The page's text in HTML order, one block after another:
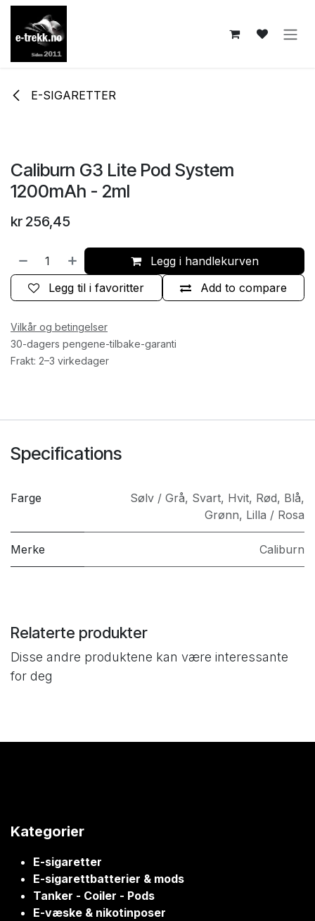
Skip to Content
E-SIGARETTER
Caliburn G3 Lite Pod System
1200mAh - 2ml
kr 256,45
Legg i handlekurven
Add to compare
Legg til i favoritter
Vilkår og betingelser
30-dagers pengene-tilbake-garanti
Frakt: 2–3 virkedager
Specifications
Farge Sølv / Grå, Svart, Hvit, Rød, Blå,
Grønn, Lilla / Rosa
Merke Caliburn
Relaterte produkter
Disse andre produktene kan være interessante
for deg
Kategorier
E-sigaretter
E-sigarettbatterier & mods
Tanker - Coiler - Pods
E-væske & nikotinposer